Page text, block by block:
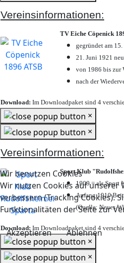
Wir benutzen Cookies
Wir nutzen Cookies auf unserer
verbessern (Tracking Cookies).
Funktionalitäten der Seite zur
Akzeptieren
Ablehnen
Vereinsinformationen:
TV Eiche Cöpenick
gegründet am
21. Juni 1921
von 1986 bis zur
nach der
Download: Im Downloadpaket sind 4
×
×
Vereinsinformationen:
Sport Klub
1909 = als Sport
Anfang 1910
(Quelle: Neues
Download: Im Downloadpaket sind 4
×
×